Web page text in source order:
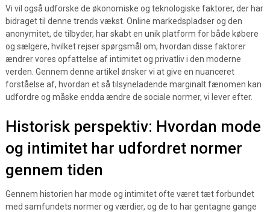
Vi vil også udforske de økonomiske og teknologiske faktorer, der har
bidraget til denne trends vækst. Online markedspladser og den
anonymitet, de tilbyder, har skabt en unik platform for både købere
og sælgere, hvilket rejser spørgsmål om, hvordan disse faktorer
ændrer vores opfattelse af intimitet og privatliv i den moderne
verden. Gennem denne artikel ønsker vi at give en nuanceret
forståelse af, hvordan et så tilsyneladende marginalt fænomen kan
udfordre og måske endda ændre de sociale normer, vi lever efter.
Historisk perspektiv: Hvordan mode
og intimitet har udfordret normer
gennem tiden
Gennem historien har mode og intimitet ofte været tæt forbundet
med samfundets normer og værdier, og de to har gentagne gange